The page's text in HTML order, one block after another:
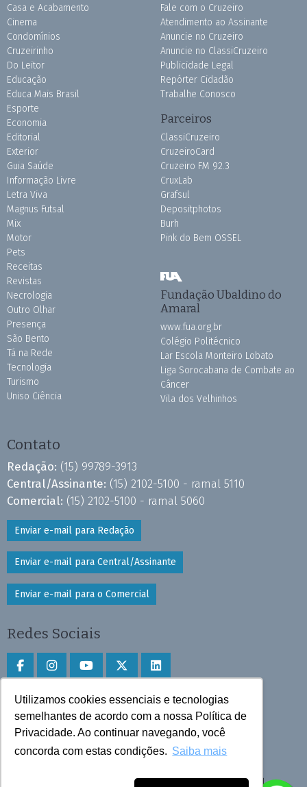
Utilizamos cookies essenciais e tecnologias
semelhantes de acordo com a nossa Política de
Privacidade. Ao continuar navegando, você
concorda com estas condições. Saiba mais
Casa e Acabamento
Cinema
Condomínios
Cruzeirinho
Do Leitor
Educação
Educa Mais Brasil
Esporte
Economia
Editorial
Exterior
Guia Saúde
Informação Livre
Letra Viva
Magnus Futsal
Mix
Motor
Pets
Receitas
Revistas
Necrologia
Outro Olhar
Presença
São Bento
Tá na Rede
Tecnologia
Turismo
Uniso Ciência
Fale com o Cruzeiro
Atendimento ao Assinante
Anuncie no Cruzeiro
Anuncie no ClassiCruzeiro
Publicidade Legal
Repórter Cidadão
Trabalhe Conosco
Parceiros
ClassiCruzeiro
CruzeiroCard
Cruzeiro FM 92.3
CruxLab
Grafsul
Depositphotos
Burh
Pink do Bem OSSEL
Fundação Ubaldino do
Amaral
www.fua.org.br
Colégio Politécnico
Lar Escola Monteiro Lobato
Liga Sorocabana de Combate ao
Câncer
Vila dos Velhinhos
Contato
Redação: (15) 99789-3913
Central/Assinante: (15) 2102-5100 - ramal 5110
Comercial: (15) 2102-5100 - ramal 5060
Enviar e-mail para Redação
Enviar e-mail para Central/Assinante
Enviar e-mail para o Comercial
Redes Sociais
Faça download do aplicativo
Play Store e App Store
Todos os direitos reservados © 2025 Cruzeiro do Sul